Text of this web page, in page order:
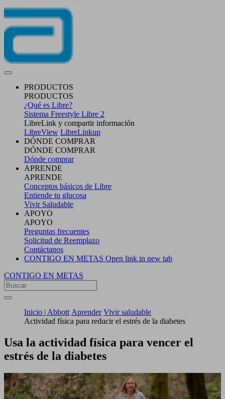
PRODUCTOS
PRODUCTOS
¿Qué es Libre?
Sistema Freestyle Libre 2
LibreLink y compartir información
LibreView LibreLinkup
DÓNDE COMPRAR
DÓNDE COMPRAR
Dónde comprar
APRENDE
APRENDE
Conceptos básicos de Libre
Entiende tu glucosa
Vivir Saludable
APOYO
APOYO
Preguntas frecuentes
Solicitud de Reemplazo
Contáctanos
CONTIGO EN METAS Open link in new tab
CONTIGO EN METAS
Inicio | Abbott Aprender Vivir saludable
Actividad física para reducir el estrés de la diabetes
Usa la actividad física para vencer el
estrés de la diabetes